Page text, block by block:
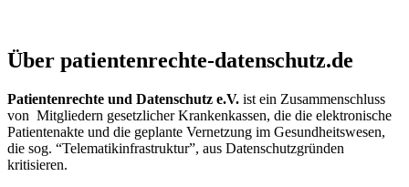
Medizin
am
Do.
27.
Patientenrechte und Datenschutz e.V.
Über patientenrechte-datenschutz.de
Patientenrechte und Datenschutz e.V. ist ein Zusammenschluss
von Mitgliedern gesetzlicher Krankenkassen, die die elektronische
Patientenakte und die geplante Vernetzung im Gesundheitswesen,
die sog. “Telematikinfrastruktur”, aus Datenschutzgründen
kritisieren.